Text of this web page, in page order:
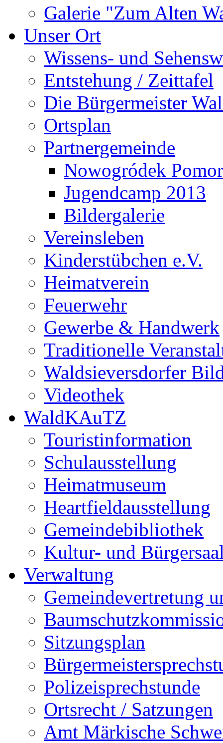
Galerie "Zum Alten
Unser Ort
Wissens- und
Entstehung / Zeittafel
Die Bürgermeister
Ortsplan
Partnergemeinde
Nowogródek
Jugendcamp 2013
Bildergalerie
Vereinsleben
Kinderstübchen e.V.
Heimatverein
Feuerwehr
Gewerbe & Handwerk
Traditionelle
Waldsieversdorfer
Videothek
WaldKAuTZ
Touristinformation
Schulausstellung
Heimatmuseum
Heartfieldausstellung
Gemeindebibliothek
Kultur- und
Verwaltung
Gemeindevertretung
Sitzungsplan
Polizeisprechstunde
Ortsrecht / Satzungen
Amt Märkische